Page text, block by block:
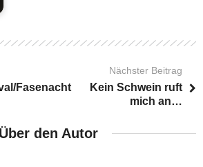
Fasenacht
Nächster Beitrag
Kein Schwein ruft
mich an…
Über den Autor